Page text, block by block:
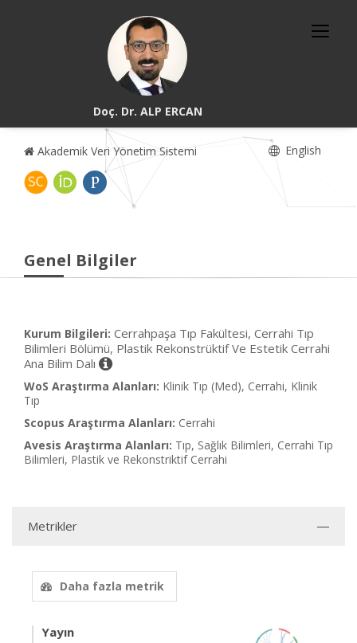
Doç. Dr. ALP ERCAN
Akademik Veri Yönetim Sistemi English
Genel Bilgiler
Kurum Bilgileri: Cerrahpaşa Tıp Fakültesi, Cerrahi Tıp
Bilimleri Bölümü, Plastik Rekonstrüktif Ve Estetik Cerrahi
Ana Bilim Dalı
WoS Araştırma Alanları: Klinik Tıp (Med), Cerrahi, Klinik
Tıp
Scopus Araştırma Alanları: Cerrahi
Avesis Araştırma Alanları: Tıp, Sağlık Bilimleri, Cerrahi Tıp
Bilimleri, Plastik ve Rekonstriktif Cerrahi
Metrikler
Daha fazla metrik
Yayın